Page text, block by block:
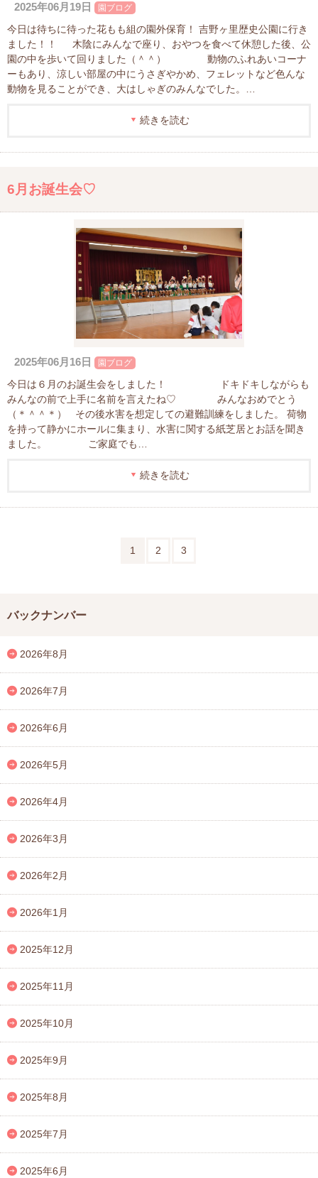
2025年06月19日 園ブログ
今日は待ちに待った花もも組の園外保育！ 吉野ヶ里歴史公園に行き
ました！！ 木陰にみんなで座り、おやつを食べて休憩した後、公
園の中を歩いて回りました（＾＾） 動物のふれあいコーナ
ーもあり、涼しい部屋の中にうさぎやかめ、フェレットなど色んな
動物を見ることができ、大はしゃぎのみんなでした。…
続きを読む
6月お誕生会♡
2025年06月16日 園ブログ
今日は６月のお誕生会をしました！ ドキドキしながらも
みんなの前で上手に名前を言えたね♡ みんなおめでとう
（＊＾＾＊） その後水害を想定しての避難訓練をしました。 荷物
を持って静かにホールに集まり、水害に関する紙芝居とお話を聞き
ました。 ご家庭でも…
続きを読む
1 2 3
バックナンバー
2026年8月
2026年7月
2026年6月
2026年5月
2026年4月
2026年3月
2026年2月
2026年1月
2025年12月
2025年11月
2025年10月
2025年9月
2025年8月
2025年7月
2025年6月